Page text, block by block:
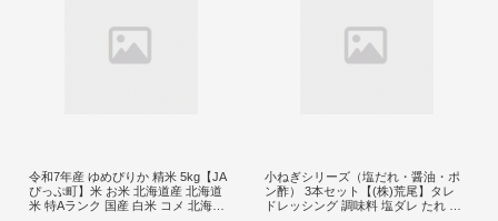
令和7年産 ゆめぴりか 精米 5kg【JA
ぴっぷ町】米 お米 北海道産 北海道
米 特Aランク 国産 白米 コメ 北海道
小ねぎシリーズ（塩だれ・醤油・ポ
ン酢） 3本セット【(株)荒尾】タレ
ドレッシング 調味料 塩ダレ たれ 醬